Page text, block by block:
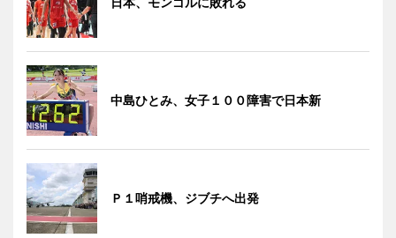
中島ひとみ、女子１００障害で日本新
Ｐ１哨戒機、ジブチへ出発